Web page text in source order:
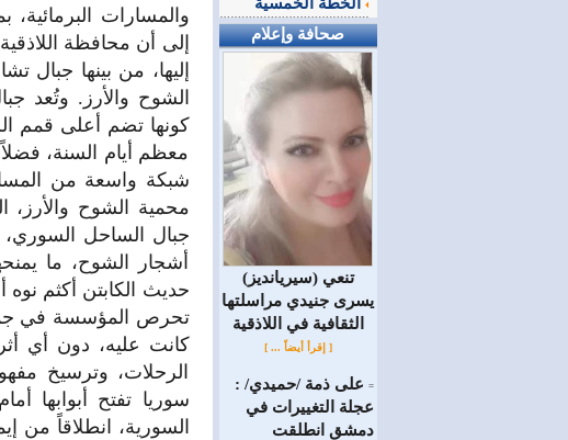
والمسارات
إلى أن محافظة
إليها، من بينها جبال
الشوح والأرز. وتُعد
كونها تضم أعلى قمم
معظم أيام السنة، فضلاً
شبكة واسعة من
محمية الشوح والأرز،
جبال الساحل السوري،
أشجار الشوح، ما
حديث الكابتن أكثم
تحرص المؤسسة في
كانت عليه، دون أي
الرحلات، وترسيخ
سوريا تفتح أبوابها
السورية، انطلاقاً من
صحافة وإعلام
(سيريانديز) تنعي
يسرى جنيدي مراسلتها
الثقافية في اللاذقية
[ إقرأ أيضاً ... ]
= على ذمة /حميدي/ :
عجلة التغييرات في
دمشق انطلقت